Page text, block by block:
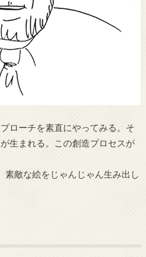
ローチを素直にやってみる。そ
生まれる。この創造プロセスが
素敵な絵をじゃんじゃん生み出し